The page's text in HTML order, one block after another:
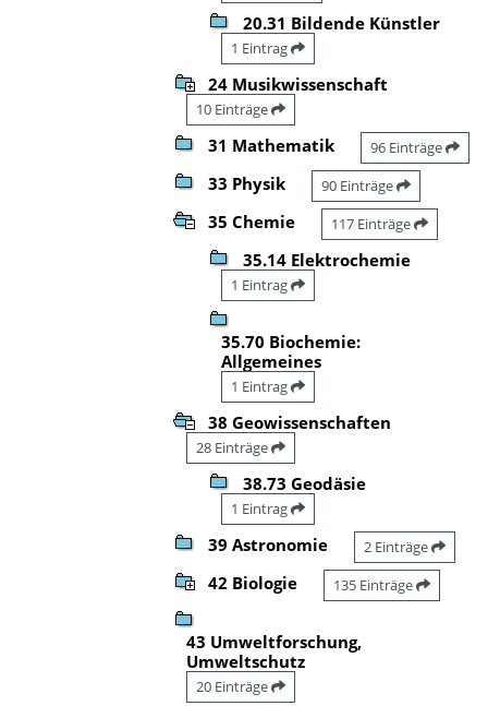
20.31 Bildende Künstler
1 Eintrag
24 Musikwissenschaft
10 Einträge
31 Mathematik 96 Einträge
33 Physik 90 Einträge
35 Chemie 117 Einträge
35.14 Elektrochemie
1 Eintrag
35.70 Biochemie:
Allgemeines
1 Eintrag
38 Geowissenschaften
28 Einträge
38.73 Geodäsie
1 Eintrag
39 Astronomie 2 Einträge
42 Biologie 135 Einträge
43 Umweltforschung,
Umweltschutz
20 Einträge